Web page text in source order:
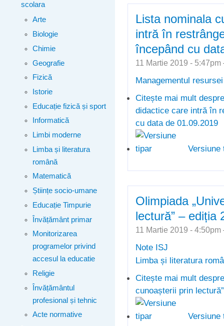
scolara
Arte
Biologie
Chimie
Geografie
Fizică
Istorie
Educație fizică și sport
Informatică
Limbi moderne
Limba și literatura
română
Matematică
Științe socio-umane
Educație Timpurie
Învățământ primar
Monitorizarea
programelor privind
accesul la educatie
Religie
Învățământul
profesional și tehnic
Acte normative
Lista nominala
intră în
începând cu
11 Martie 2019 -
Managementul
Citește mai mult
didactice care intră în
cu data de 01.09.2019
Versiune
Olimpiada
lectură” – ediția
11 Martie 2019 -
Note ISJ
Limba și literatura
Citește mai mult
cunoașterii prin
Versiune